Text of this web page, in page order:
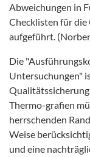
Abweichungen in
Checklisten für
aufgeführt.
Die
Untersuchungen"
Thermo-grafien
herrschenden
Weise
und eine